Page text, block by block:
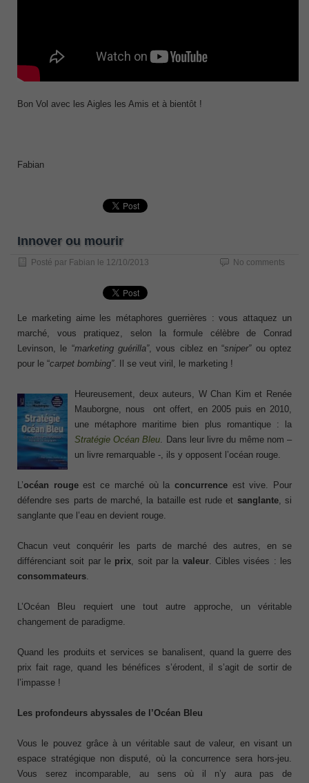
Bon Vol avec les Aigles les Amis et à bientôt !
Fabian
Innover ou mourir
Posté par Fabian le 12/10/2013 No comments
Le marketing aime les métaphores guerrières : vous attaquez un
marché, vous pratiquez, selon la formule célèbre de Conrad
Levinson, le “marketing guérilla”, vous ciblez en “sniper”ou optez
pour le “carpet bombing”. Il se veut viril, le marketing !
Heureusement, deux auteurs, W Chan Kim et Renée
Mauborgne, nous ont offert, en 2005 puis en 2010,
une métaphore maritime bien plus romantique : la
Stratégie Océan Bleu. Dans leur livre du même nom –
un livre remarquable -, ils y opposent l’océan rouge.
L’océan rougeest ce marché où la concurrenceest vive. Pour
défendre ses parts de marché, la bataille est rude et sanglante, si
sanglante que l’eau en devient rouge.
Chacun veut conquérir les parts de marché des autres, en se
différenciant soit par le prix, soit par la valeur. Cibles visées : les
consommateurs.
L’Océan Bleu requiert une tout autre approche, un véritable
changement de paradigme.
Quand les produits et services se banalisent, quand la guerre des
prix fait rage, quand les bénéfices s’érodent, il s’agit de sortir de
l’impasse !
Les profondeurs abyssales de l’Océan Bleu
Vous le pouvez grâce à un véritable saut de valeur, en visant un
espace stratégique non disputé, où la concurrence sera hors-jeu.
Vous serez incomparable, au sens où il n’y aura pas de